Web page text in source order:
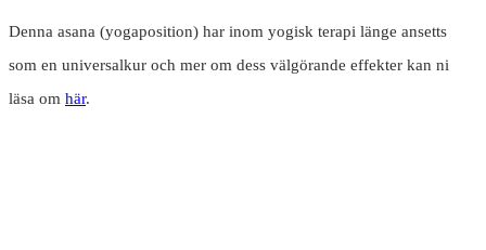
Denna asana (yogaposition) har inom yogisk terapi länge ansetts
som en universalkur och mer om dess välgörande effekter kan ni
läsa om här.